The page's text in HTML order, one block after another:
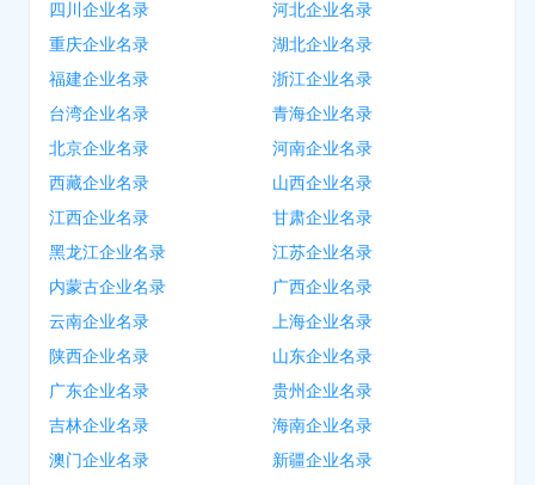
四川企业名录
河北企业名录
重庆企业名录
湖北企业名录
福建企业名录
浙江企业名录
台湾企业名录
青海企业名录
北京企业名录
河南企业名录
西藏企业名录
山西企业名录
江西企业名录
甘肃企业名录
黑龙江企业名录
江苏企业名录
内蒙古企业名录
广西企业名录
云南企业名录
上海企业名录
陕西企业名录
山东企业名录
广东企业名录
贵州企业名录
吉林企业名录
海南企业名录
澳门企业名录
新疆企业名录